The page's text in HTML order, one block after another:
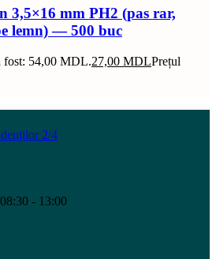
3,5×16 mm PH2 (pas rar,
lemn) — 500 buc
fost: 54,00 MDL.27,00 MDLPrețul
2/4
- 13:00